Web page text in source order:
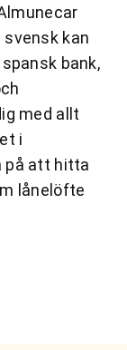
svensk kan
bank,
med allt
i
på att hitta
lånelöfte